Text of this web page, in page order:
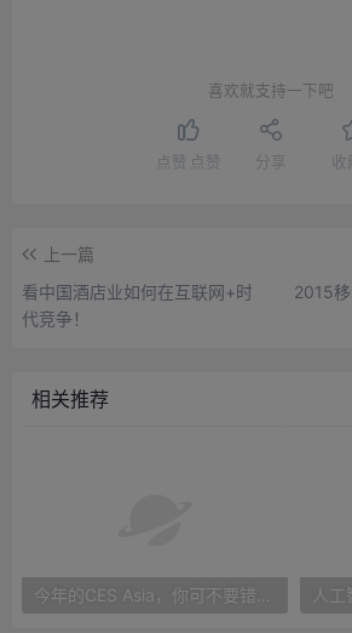
喜欢就支持一下吧
点赞 点赞 分享
上一篇
看中国酒店业如何在互联网+时
代竞争！
2015
相关推荐